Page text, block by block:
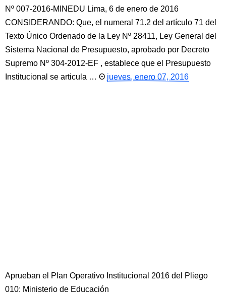
Nº 007-2016-MINEDU Lima, 6 de enero de 2016
CONSIDERANDO: Que, el numeral 71.2 del artículo 71 del
Texto Único Ordenado de la Ley Nº 28411, Ley General del
Sistema Nacional de Presupuesto, aprobado por Decreto
Supremo Nº 304-2012-EF , establece que el Presupuesto
Institucional se articula …
jueves, enero 07, 2016
Aprueban el Plan Operativo Institucional 2016 del Pliego
010: Ministerio de Educación